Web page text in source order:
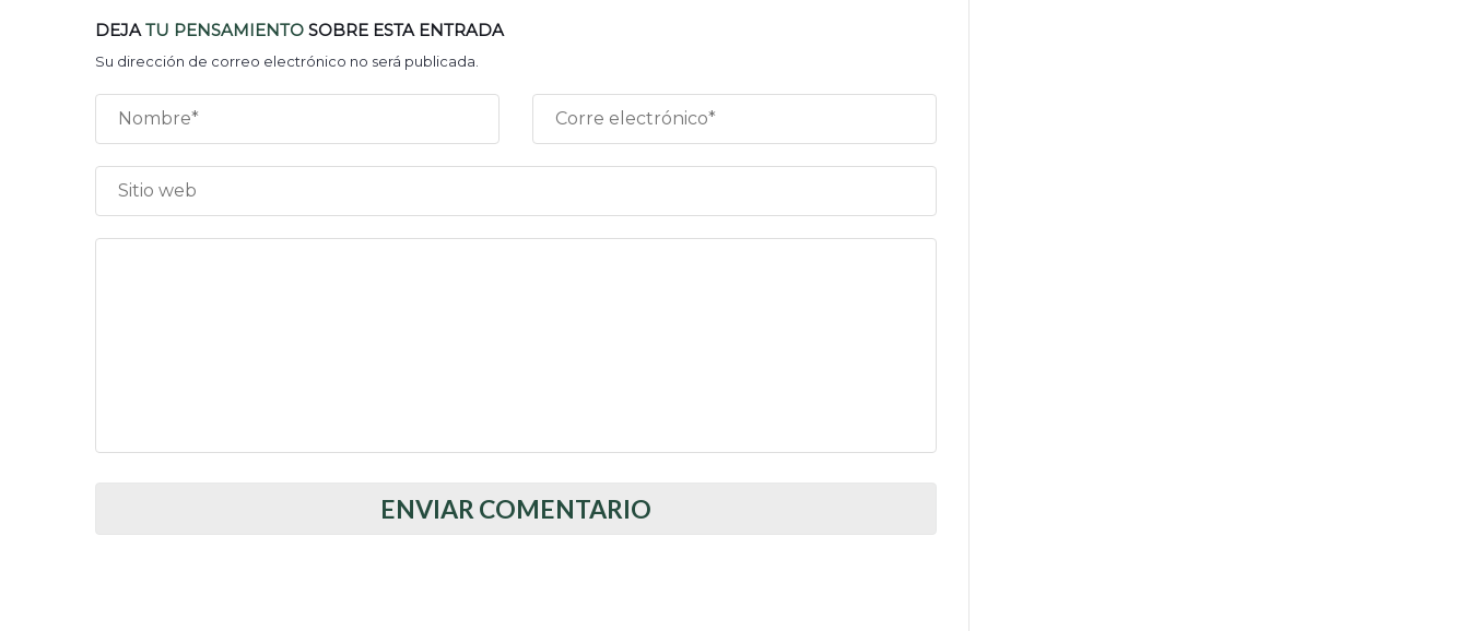
DEJATU PENSAMIENTO SOBRE ESTA ENTRADA
Su dirección de correo electrónico no será publicada.